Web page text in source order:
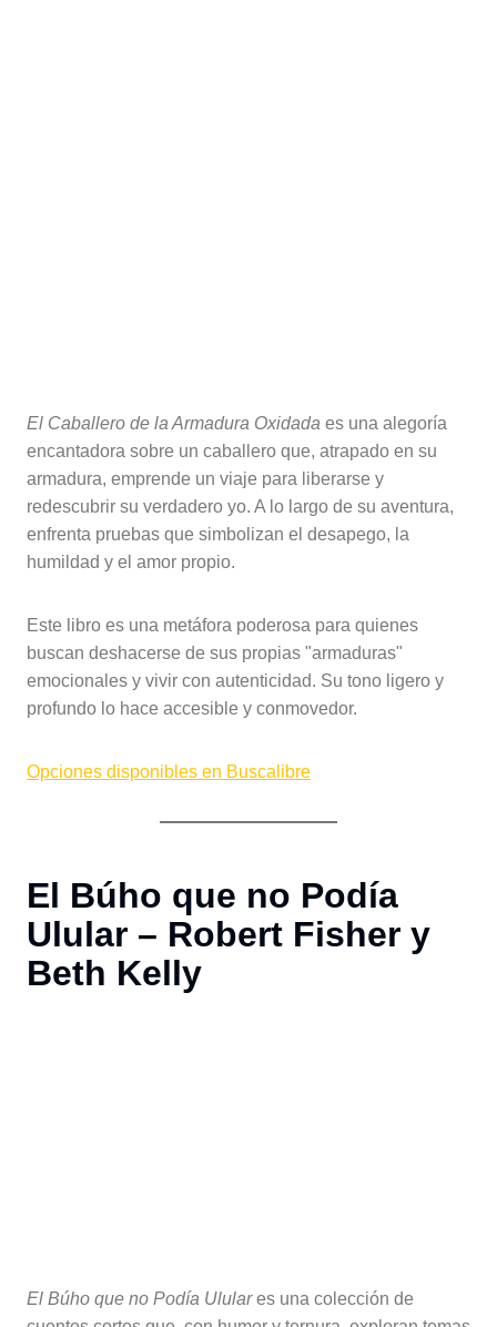
El Caballero de la Armadura Oxidada es una alegoría
encantadora sobre un caballero que, atrapado en su
armadura, emprende un viaje para liberarse y
redescubrir su verdadero yo. A lo largo de su aventura,
enfrenta pruebas que simbolizan el desapego, la
humildad y el amor propio.
Este libro es una metáfora poderosa para quienes
buscan deshacerse de sus propias "armaduras"
emocionales y vivir con autenticidad. Su tono ligero y
profundo lo hace accesible y conmovedor.
Opciones disponibles en Buscalibre
El Búho que no Podía
Ulular – Robert Fisher y
Beth Kelly
El Búho que no Podía Ululares una colección de